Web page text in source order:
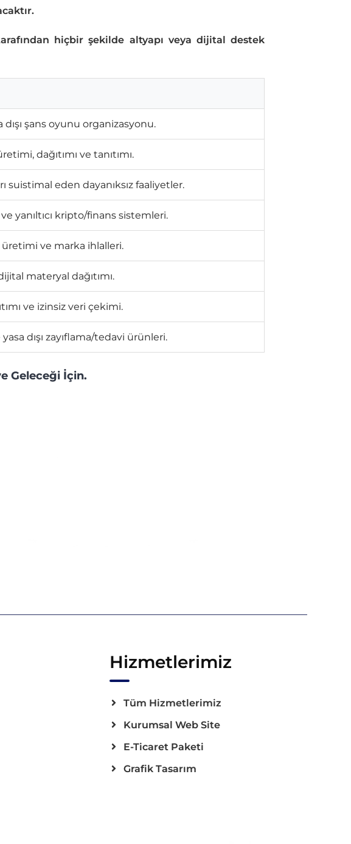
hiçbir şekilde altyapı veya dijital destek
şans oyunu organizasyonu.
dağıtımı ve tanıtımı.
suistimal eden dayanıksız faaliyetler.
yanıltıcı kripto/finans sistemleri.
üretimi ve marka ihlalleri.
materyal dağıtımı.
ve izinsiz veri çekimi.
dışı zayıflama/tedavi ürünleri.
Geleceği İçin.
Hizmetlerimiz
Tüm Hizmetlerimiz
Kurumsal Web Site
E-Ticaret Paketi
Grafik Tasarım